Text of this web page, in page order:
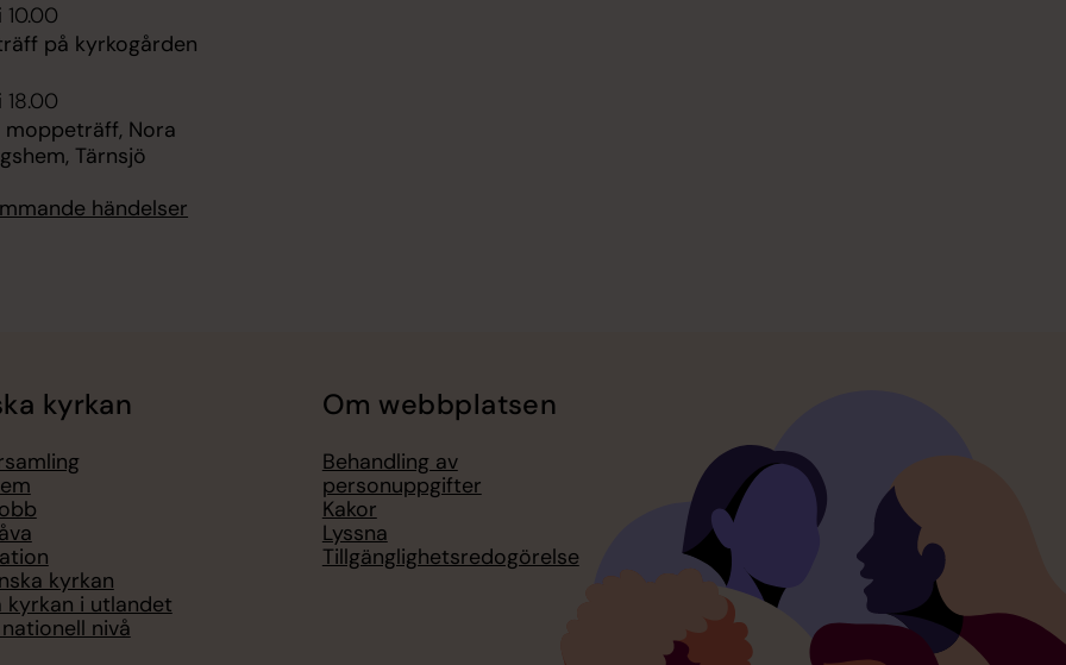
10.00
på kyrkogården
18.00
Nora
Tärnsjö
händelser
kyrkan
kyrkan
kyrkan i utlandet
nivå
Om webbplatsen
Behandling av
personuppgifter
Kakor
Lyssna
Tillgänglighetsredogörelse